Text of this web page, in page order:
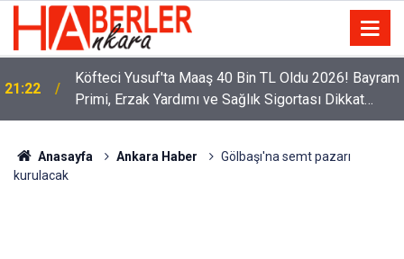
21:22
Köfteci Yusuf'ta Maaş 40 Bin TL Oldu 2026! Bayram
Primi, Erzak Yardımı ve Sağlık Sigortası Dikkat
Çekti
Anasayfa Ankara Haber
Gölbaşı'na semt pazarı
kurulacak